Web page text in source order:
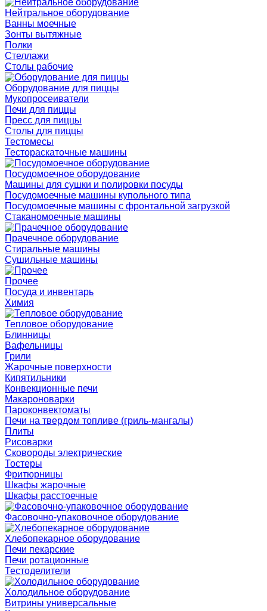
Нейтральное оборудование
Ванны моечные
Зонты вытяжные
Полки
Стеллажи
Столы рабочие
Оборудование для пиццы
Мукопросеиватели
Печи для пиццы
Пресс для пиццы
Столы для пиццы
Тестомесы
Тестораскаточные машины
Посудомоечное оборудование
Машины для сушки и полировки посуды
Посудомоечные машины купольного типа
Посудомоечные машины с фронтальной загрузкой
Стаканомоечные машины
Прачечное оборудование
Стиральные машины
Сушильные машины
Прочее
Посуда и инвентарь
Химия
Тепловое оборудование
Блинницы
Вафельницы
Грили
Жарочные поверхности
Кипятильники
Конвекционные печи
Макароноварки
Пароконвектоматы
Печи на твердом топливе (гриль-мангалы)
Плиты
Рисоварки
Сковороды электрические
Тостеры
Фритюрницы
Шкафы жарочные
Шкафы расстоечные
Фасовочно-упаковочное оборудование
Хлебопекарное оборудование
Печи пекарские
Печи ротационные
Тестоделители
Холодильное оборудование
Витрины универсальные